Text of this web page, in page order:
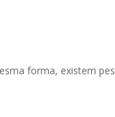
forma, existem